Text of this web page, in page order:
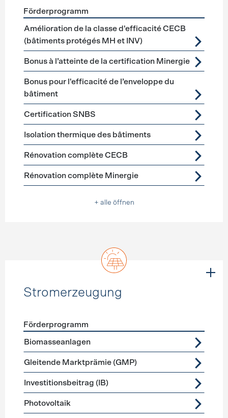
Förderprogramme Gebäudehülle Sanierung
Förderprogramm
Amélioration de la classe d'efficacité CECB
(bâtiments protégés MH et INV)
Bonus à l’atteinte de la certification Minergie
Bonus pour l'efficacité de l’enveloppe du
bâtiment
Certification SNBS
Isolation thermique des bâtiments
Rénovation complète CECB
Rénovation complète Minergie
+ alle öffnen
Stromerzeugung
Förderprogramme
Förderprogramm
Biomasseanlagen
Gleitende Marktprämie (GMP)
Investitionsbeitrag (IB)
Photovoltaik